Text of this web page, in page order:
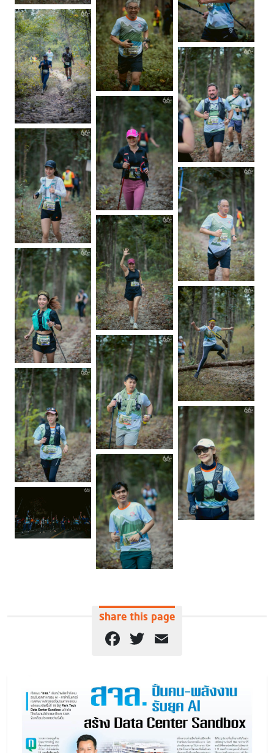
Share this page
Facebook
Twitter